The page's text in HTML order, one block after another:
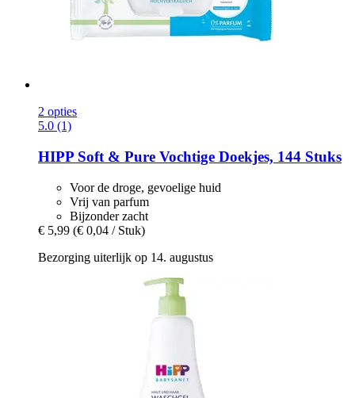
2 opties
5.0 (1)
HIPP Soft & Pure Vochtige Doekjes, 144 Stuks
Voor de droge, gevoelige huid
Vrij van parfum
Bijzonder zacht
€ 5,99 (€ 0,04 / Stuk)
Bezorging uiterlijk op 14. augustus